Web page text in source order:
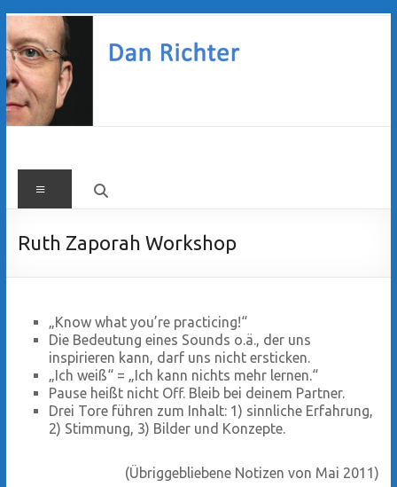
Zum
Inhalt
springen
Dan
Richter
Menü
Ruth Zaporah Workshop
„Know what you’re practicing!“
Die Bedeutung eines Sounds o.ä., der uns
inspirieren kann, darf uns nicht ersticken.
„Ich weiß“ = „Ich kann nichts mehr lernen.“
Pause heißt nicht Off. Bleib bei deinem Partner.
Drei Tore führen zum Inhalt: 1) sinnliche Erfahrung,
2) Stimmung, 3) Bilder und Konzepte.
(Übriggebliebene Notizen von Mai 2011)